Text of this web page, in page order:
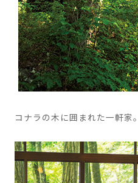
コナラの木に囲まれた一軒家。